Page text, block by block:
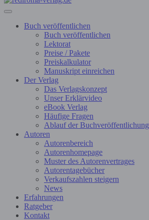
Buch veröffentlichen
Buch veröffentlichen
Lektorat
Preise / Pakete
Preiskalkulator
Manuskript einreichen
Der Verlag
Das Verlagskonzept
Unser Erklärvideo
eBook Verlag
Häufige Fragen
Ablauf der Buchveröffentlichung
Autoren
Autorenbereich
Autorenhomepage
Muster des Autorenvertrages
Autorentagebücher
Verkaufszahlen steigern
News
Erfahrungen
Ratgeber
Kontakt